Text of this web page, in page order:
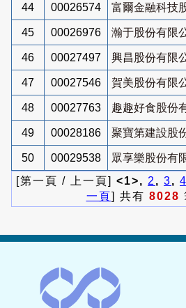
44 00026574 富爾金融科技
45 00026976 瀚于股份有限
46 00027497 興昌股份有限
47 00027546 賀美股份有限
48 00027763 趣趣好食股份
49 00028186 聚寶第建設股
50 00029538
眾享樂股份有
[第一頁 / 上一頁] <1>, 2 , 3, 4
一頁] 共有 8028